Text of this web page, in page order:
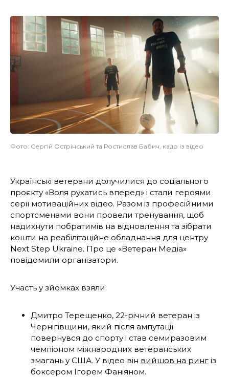
Фото: Сергій Острінський та Ростислав Бабич, кадр із відео
Українські ветерани долучилися до соціального
проєкту «Воля рухатись вперед» і стали героями
серії мотиваційних відео. Разом із професійними
спортсменами вони провели тренування, щоб
надихнути побратимів на відновлення та зібрати
кошти на реабілітаційне обладнання для центру
Next Step Ukraine. Про це «Ветеран Медіа»
повідомили організатори.
Участь у зйомках взяли:
Дмитро Терещенко, 22-річний ветеран із
Чернігівщини, який після ампутації
повернувся до спорту і став семиразовим
чемпіоном міжнародних ветеранських
змагань у США. У відео він вийшов на ринг із
боксером Ігорем Фаніяном.